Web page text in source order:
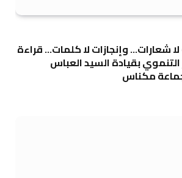
شعارات… وإنجازات لا كلمات… قراءة
بقيادة السيد العباس
مكناس